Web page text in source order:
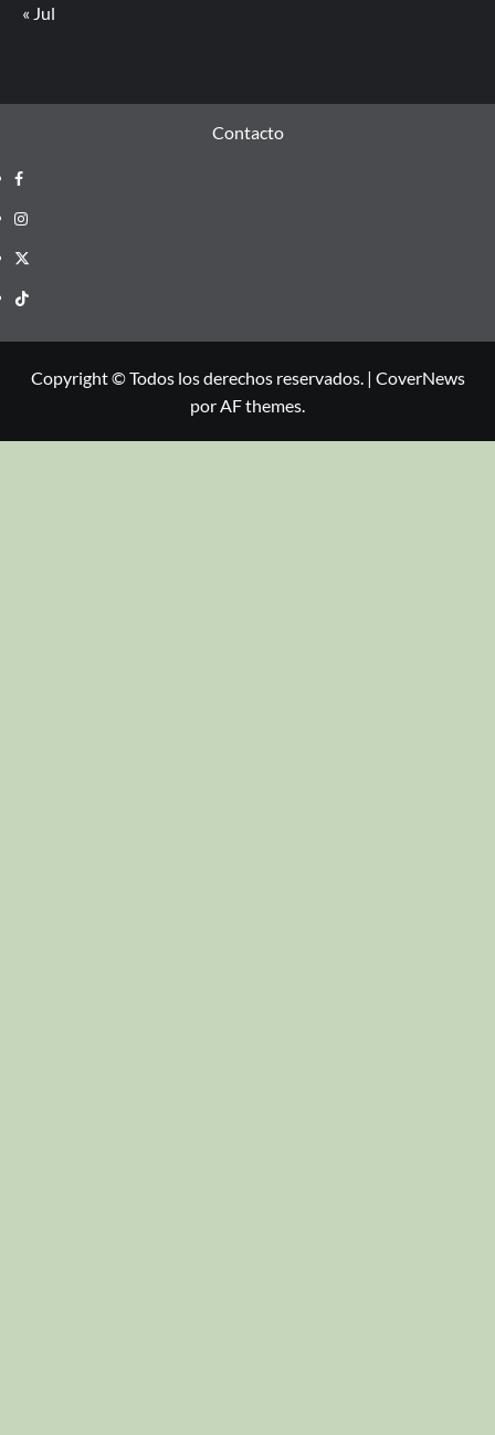
« Jul
Contacto
Copyright © Todos los derechos reservados. | CoverNews
por AF themes.